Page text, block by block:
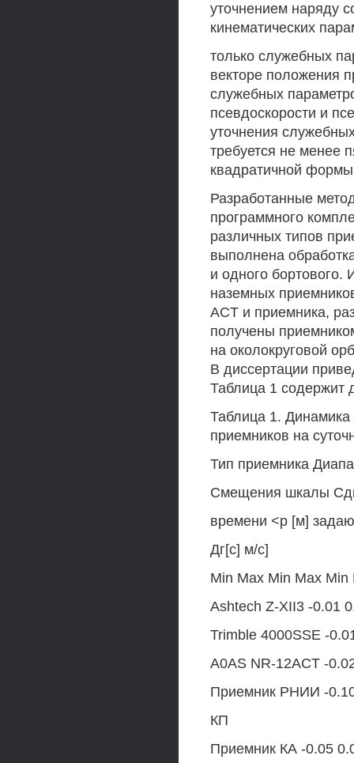
уточнением наряду
кинематических
только служебных
векторе положения
служебных
псевдоскорости и
уточнения
требуется не менее
квадратичной
Разработанные
программного
различных типов
выполнена
и одного
наземных
ACT и приемника,
получены
на околокруговой
В диссертации
Таблица 1 содержит
Таблица 1.
приемников на
Тип приемника
Смещения шкалы
времени <р [м]
Дг[с] м/с]
Min Мах Min Мах Min
Ashtech Z-XII3 -0.01
Trimble 4000SSE -
A0AS NR-12ACT -
Приемник РНИИ -
КП
Приемник КА -0.05